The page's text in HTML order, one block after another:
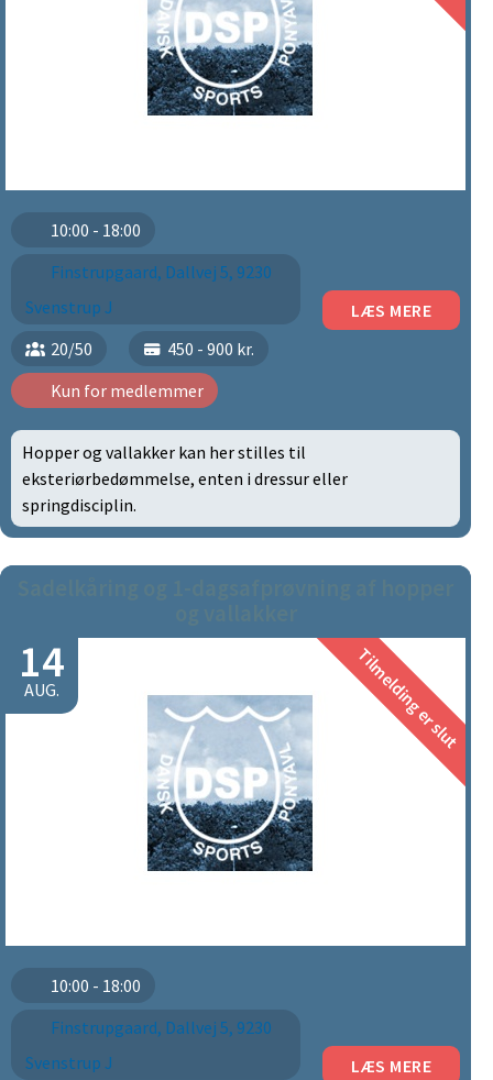
10:00 - 18:00
Finstrupgaard, Dallvej 5, 9230
Svenstrup J
20/50
450 - 900 kr.
Kun for medlemmer
LÆS MERE
Hopper og vallakker kan her stilles til
eksteriørbedømmelse, enten i dressur eller
springdisciplin.
14
AUG. Tilmelding er slut
10:00 - 18:00
Finstrupgaard, Dallvej 5, 9230
Svenstrup J
LÆS MERE